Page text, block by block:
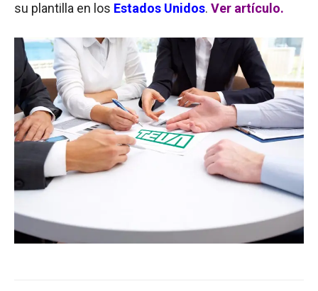
su plantilla en los Estados Unidos. Ver artículo.